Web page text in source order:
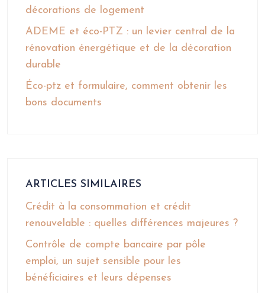
décorations de logement
ADEME et éco-PTZ : un levier central de la
rénovation énergétique et de la décoration
durable
Éco-ptz et formulaire, comment obtenir les
bons documents
ARTICLES SIMILAIRES
Crédit à la consommation et crédit
renouvelable : quelles différences majeures ?
Contrôle de compte bancaire par pôle
emploi, un sujet sensible pour les
bénéficiaires et leurs dépenses